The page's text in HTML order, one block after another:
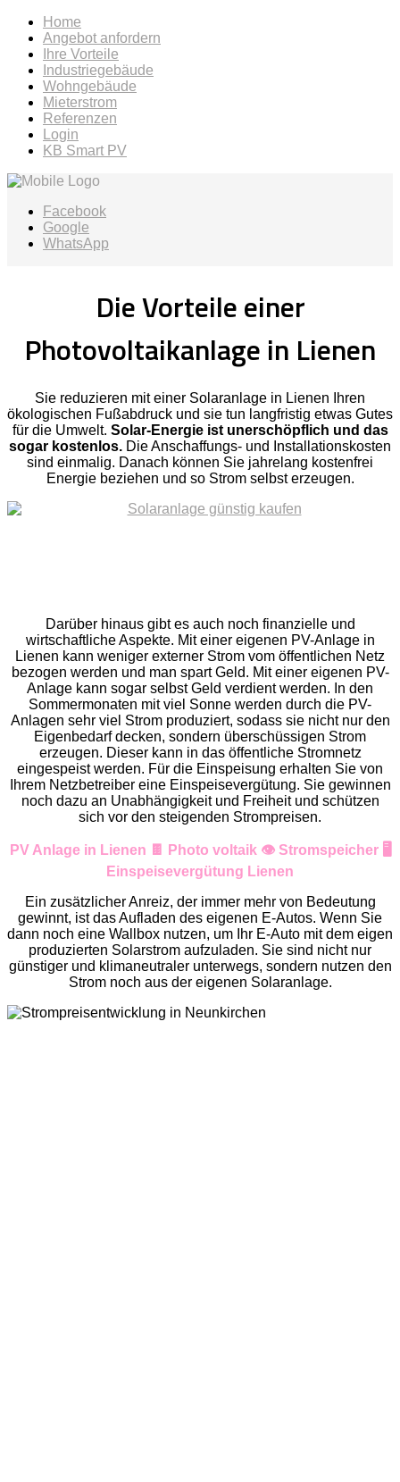
Home
Angebot anfordern
Ihre Vorteile
Industriegebäude
Wohngebäude
Mieterstrom
Referenzen
Login
KB Smart PV
Facebook
Google
WhatsApp
Die Vorteile einer
Photovoltaikanlage in Lienen
Sie reduzieren mit einer Solaranlage in Lienen Ihren
ökologischen Fußabdruck und sie tun langfristig etwas Gutes
für die Umwelt. Solar-Energie ist unerschöpflich und das
sogar kostenlos. Die Anschaffungs- und Installationskosten
sind einmalig. Danach können Sie jahrelang kostenfrei
Energie beziehen und so Strom selbst erzeugen.
Darüber hinaus gibt es auch noch finanzielle und
wirtschaftliche Aspekte. Mit einer eigenen PV-Anlage in
Lienen kann weniger externer Strom vom öffentlichen Netz
bezogen werden und man spart Geld. Mit einer eigenen PV-
Anlage kann sogar selbst Geld verdient werden. In den
Sommermonaten mit viel Sonne werden durch die PV-
Anlagen sehr viel Strom produziert, sodass sie nicht nur den
Eigenbedarf decken, sondern überschüssigen Strom
erzeugen. Dieser kann in das öffentliche Stromnetz
eingespeist werden. Für die Einspeisung erhalten Sie von
Ihrem Netzbetreiber eine Einspeisevergütung. Sie gewinnen
noch dazu an Unabhängigkeit und Freiheit und schützen
sich vor den steigenden Strompreisen.
PV Anlage in Lienen 🍫 Photo voltaik 👁️ Stromspeicher 🖥️
Einspeisevergütung Lienen
Ein zusätzlicher Anreiz, der immer mehr von Bedeutung
gewinnt, ist das Aufladen des eigenen E-Autos. Wenn Sie
dann noch eine Wallbox nutzen, um Ihr E-Auto mit dem eigen
produzierten Solarstrom aufzuladen. Sie sind nicht nur
günstiger und klimaneutraler unterwegs, sondern nutzen den
Strom noch aus der eigenen Solaranlage.